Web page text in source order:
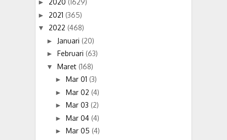
► 2020 (1629)
► 2021 (365)
▼ 2022 (468)
► Januari (20)
► Februari (63)
▼ Maret (168)
► Mar 01 (3)
► Mar 02 (4)
► Mar 03 (2)
► Mar 04 (4)
► Mar 05 (4)